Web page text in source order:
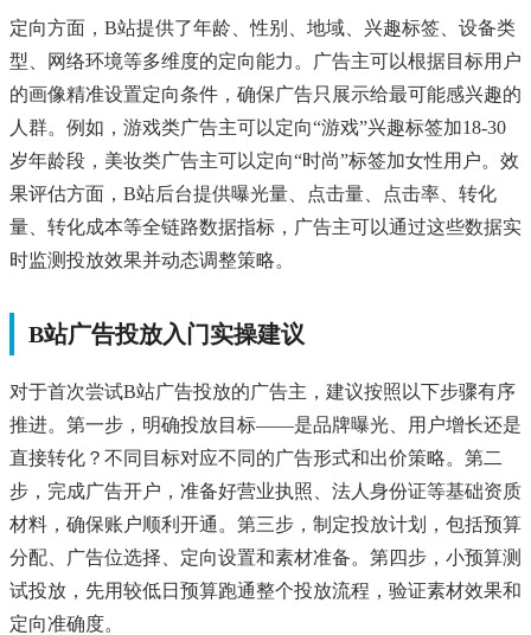
定向方面，B站提供了年龄、性别、地域、兴趣标签、设备类
型、网络环境等多维度的定向能力。广告主可以根据目标用户
的画像精准设置定向条件，确保广告只展示给最可能感兴趣的
人群。例如，游戏类广告主可以定向“游戏”兴趣标签加18-30
岁年龄段，美妆类广告主可以定向“时尚”标签加女性用户。效
果评估方面，B站后台提供曝光量、点击量、点击率、转化
量、转化成本等全链路数据指标，广告主可以通过这些数据实
时监测投放效果并动态调整策略。
B站广告投放入门实操建议
对于首次尝试B站广告投放的广告主，建议按照以下步骤有序
推进。第一步，明确投放目标——是品牌曝光、用户增长还是
直接转化？不同目标对应不同的广告形式和出价策略。第二
步，完成广告开户，准备好营业执照、法人身份证等基础资质
材料，确保账户顺利开通。第三步，制定投放计划，包括预算
分配、广告位选择、定向设置和素材准备。第四步，小预算测
试投放，先用较低日预算跑通整个投放流程，验证素材效果和
定向准确度。